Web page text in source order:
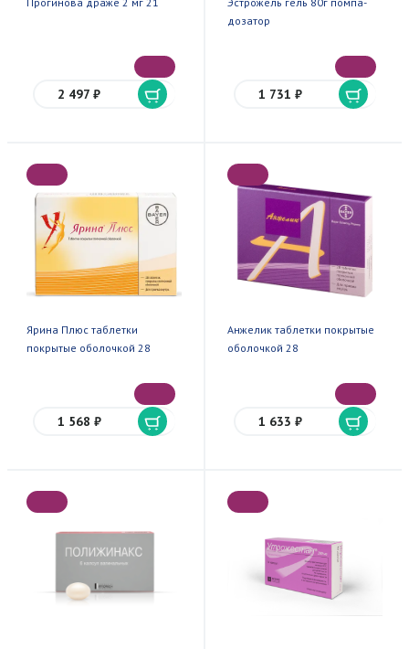
2 497 ₽
дозатор
1 731 ₽
Ярина Плюс таблетки
покрытые оболочкой 28
1 568 ₽
Анжелик таблетки покрытые
оболочкой 28
1 633 ₽